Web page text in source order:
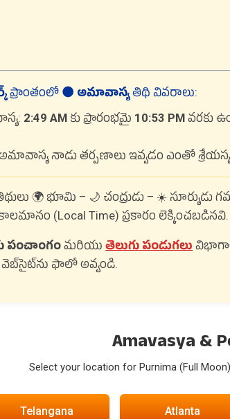
ప్రాంతంలో 🌑 అమావాస్య తిథి వివరాలు:
2:49 AM కు ప్రారంభమై 10:53 PM వరకు
నాడు తర్పణాలు ఇవ్వడం ఎంతో
🌍 భూమి – 🌙 చంద్రుడు – ☀️
(Local Time) ప్రకారం లెక్కించబడినవి.
పంచాంగంమరియు తెలుగు పండుగలు
ఫాలో అవ్వండి.
Amavasya &
Select your location for Purnima (Full
Telangana Atlanta